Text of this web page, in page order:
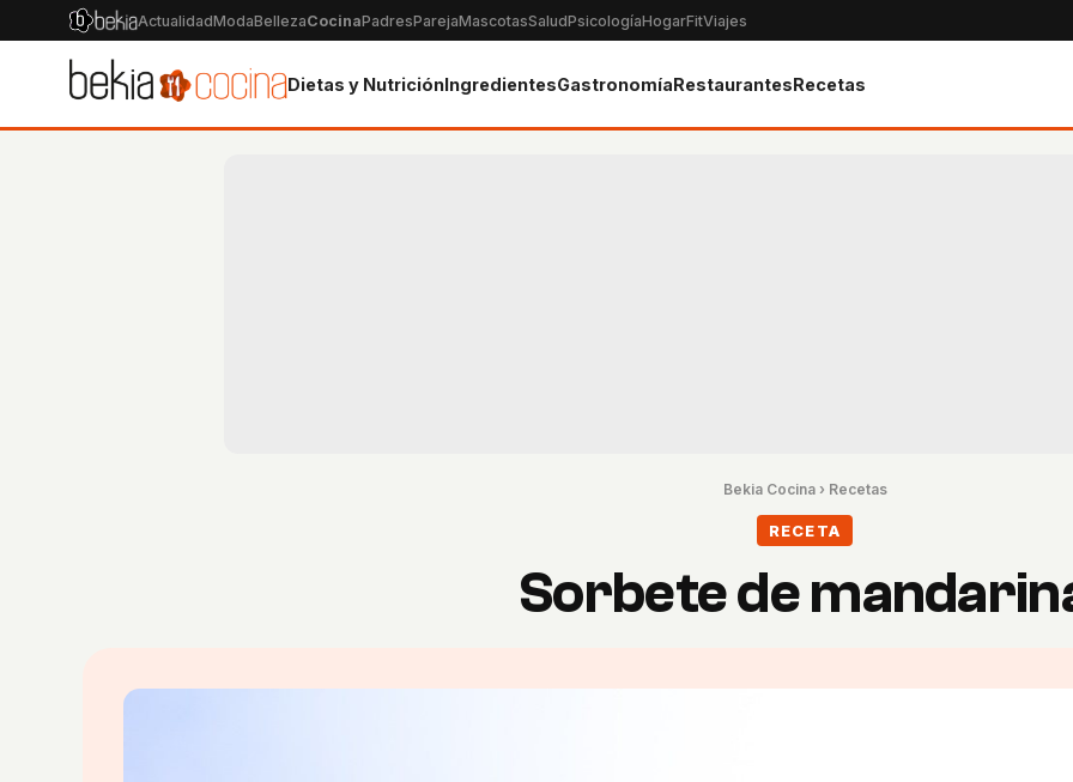
ActualidadModaBellezaCocinaPadresParejaMascotasSaludPsicologíaHogarFitViajes
Dietas y NutriciónIngredientesGastronomíaRestaurantesRecetas
Bekia Cocina› Recetas
RECETA
Sorbete de